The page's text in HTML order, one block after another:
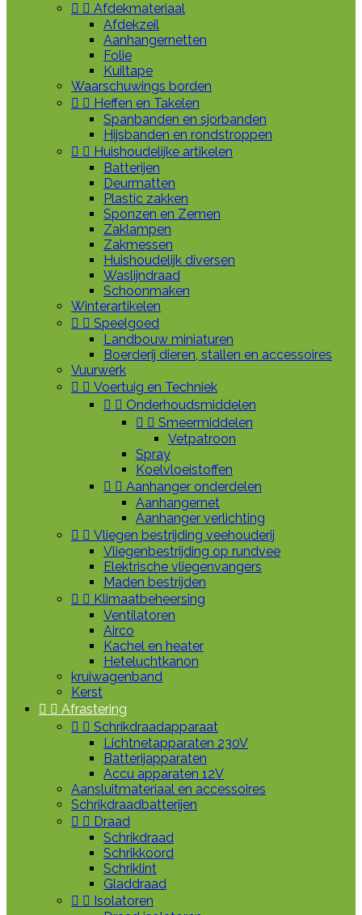
  Afdekmateriaal
Afdekzeil
Aanhangernetten
Folie
Kuiltape
Waarschuwings borden
  Heffen en Takelen
Spanbanden en sjorbanden
Hijsbanden en rondstroppen
  Huishoudelijke artikelen
Batterijen
Deurmatten
Plastic zakken
Sponzen en Zemen
Zaklampen
Zakmessen
Huishoudelijk diversen
Waslijndraad
Schoonmaken
Winterartikelen
  Speelgoed
Landbouw miniaturen
Boerderij dieren, stallen en accessoires
Vuurwerk
  Voertuig en Techniek
  Onderhoudsmiddelen
  Smeermiddelen
Vetpatroon
Spray
Koelvloeistoffen
  Aanhanger onderdelen
Aanhangernet
Aanhanger verlichting
  Vliegen bestrijding veehouderij
Vliegenbestrijding op rundvee
Elektrische vliegenvangers
Maden bestrijden
  Klimaatbeheersing
Ventilatoren
Airco
Kachel en heater
Heteluchtkanon
kruiwagenband
Kerst
  Afrastering
  Schrikdraadapparaat
Lichtnetapparaten 230V
Batterijapparaten
Accu apparaten 12V
Aansluitmateriaal en accessoires
Schrikdraadbatterijen
  Draad
Schrikdraad
Schrikkoord
Schriklint
Gladdraad
  Isolatoren